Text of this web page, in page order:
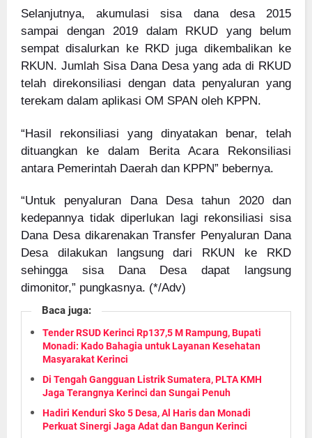
Selanjutnya, akumulasi sisa dana desa 2015
sampai dengan 2019 dalam RKUD yang belum
sempat disalurkan ke RKD juga dikembalikan ke
RKUN. Jumlah Sisa Dana Desa yang ada di RKUD
telah direkonsiliasi dengan data penyaluran yang
terekam dalam aplikasi OM SPAN oleh KPPN.
“Hasil rekonsiliasi yang dinyatakan benar, telah
dituangkan ke dalam Berita Acara Rekonsiliasi
antara Pemerintah Daerah dan KPPN” bebernya.
“Untuk penyaluran Dana Desa tahun 2020 dan
kedepannya tidak diperlukan lagi rekonsiliasi sisa
Dana Desa dikarenakan Transfer Penyaluran Dana
Desa dilakukan langsung dari RKUN ke RKD
sehingga sisa Dana Desa dapat langsung
dimonitor,” pungkasnya. (*/Adv)
Baca juga:
Tender RSUD Kerinci Rp137,5 M Rampung, Bupati
Monadi: Kado Bahagia untuk Layanan Kesehatan
Masyarakat Kerinci
Di Tengah Gangguan Listrik Sumatera, PLTA KMH
Jaga Terangnya Kerinci dan Sungai Penuh
Hadiri Kenduri Sko 5 Desa, Al Haris dan Monadi
Perkuat Sinergi Jaga Adat dan Bangun Kerinci